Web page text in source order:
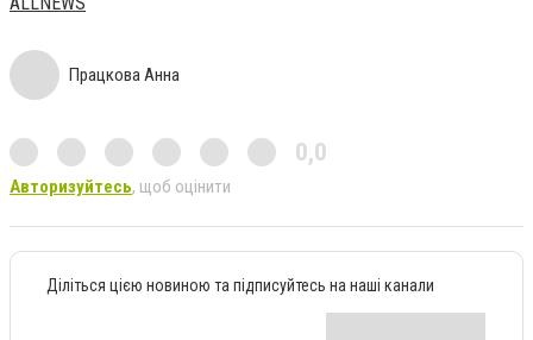
Працкова Анна
0,0
Авторизуйтесь, щоб оцінити
Діліться цією новиною та підписуйтесь на наші канали